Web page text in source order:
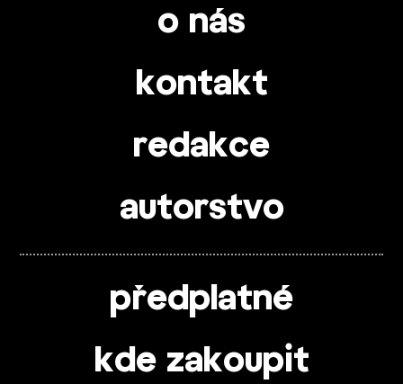
o nás
kontakt
redakce
autorstvo
předplatné
kde zakoupit